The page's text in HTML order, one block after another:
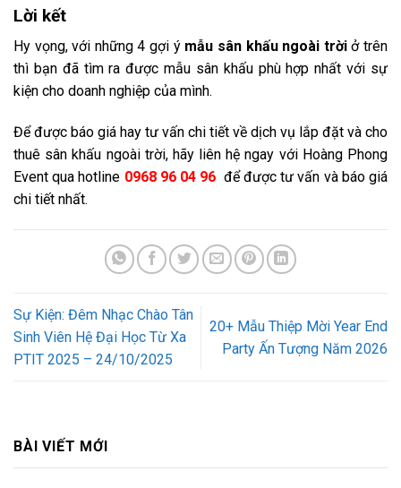
Lời kết
Hy vọng, với những 4 gợi ýmẫu sân khấu ngoài trờiở trên
thì bạn đã tìm ra được mẫu sân khấu phù hợp nhất với sự
kiện cho doanh nghiệp của mình.
Để được báo giá hay tư vấn chi tiết về dịch vụ lắp đặt và cho
thuê sân khấu ngoài trời, hãy liên hệ ngay với Hoàng Phong
Event qua hotline 0968 96 04 96 để được tư vấn và báo giá
chi tiết nhất.
Sự Kiện: Đêm Nhạc Chào Tân
Sinh Viên Hệ Đại Học Từ Xa
PTIT 2025 – 24/10/2025
20+ Mẫu Thiệp Mời Year End
Party Ấn Tượng Năm 2026
BÀI VIẾT MỚI